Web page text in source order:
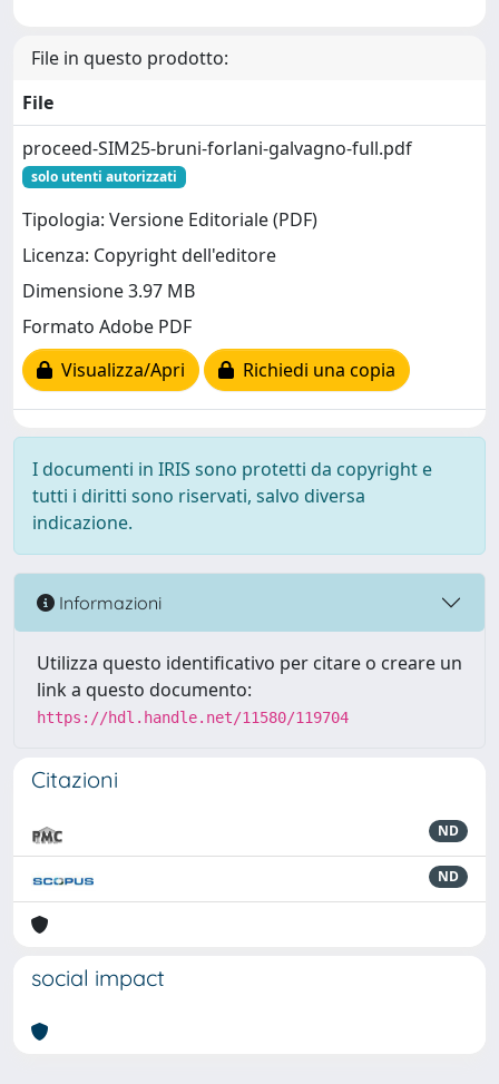
File in questo prodotto:
File
proceed-SIM25-bruni-forlani-galvagno-full.pdf
solo utenti autorizzati
Tipologia: Versione Editoriale (PDF)
Licenza: Copyright dell'editore
Dimensione 3.97 MB
Formato Adobe PDF
Visualizza/Apri
Richiedi una copia
I documenti in IRIS sono protetti da copyright e
tutti i diritti sono riservati, salvo diversa
indicazione.
Informazioni
Utilizza questo identificativo per citare o creare un
link a questo documento:
https://hdl.handle.net/11580/119704
Citazioni
ND
ND
social impact